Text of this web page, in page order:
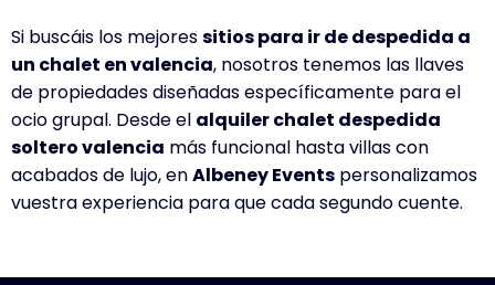
Si buscáis los mejoressitios para ir de despedida a
un chalet en valencia, nosotros tenemos las llaves
de propiedades diseñadas específicamente para el
ocio grupal. Desde el alquiler chalet despedida
soltero valencia más funcional hasta villas con
acabados de lujo, enAlbeney Events personalizamos
vuestra experiencia para que cada segundo cuente.